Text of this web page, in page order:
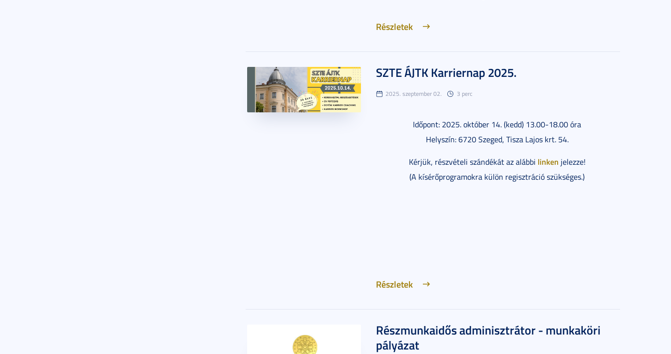
Részletek
SZTE ÁJTK Karriernap 2025.
2025. szeptember 02. 3 perc
Időpont: 2025. október 14. (kedd) 13.00-18.00 óra
Helyszín: 6720 Szeged, Tisza Lajos krt. 54.
Kérjük, részvételi szándékát az alábbi linken jelezze!
(A kísérőprogramokra külön regisztráció szükséges.)
Részletek
Részmunkaidős adminisztrátor - munkaköri
pályázat